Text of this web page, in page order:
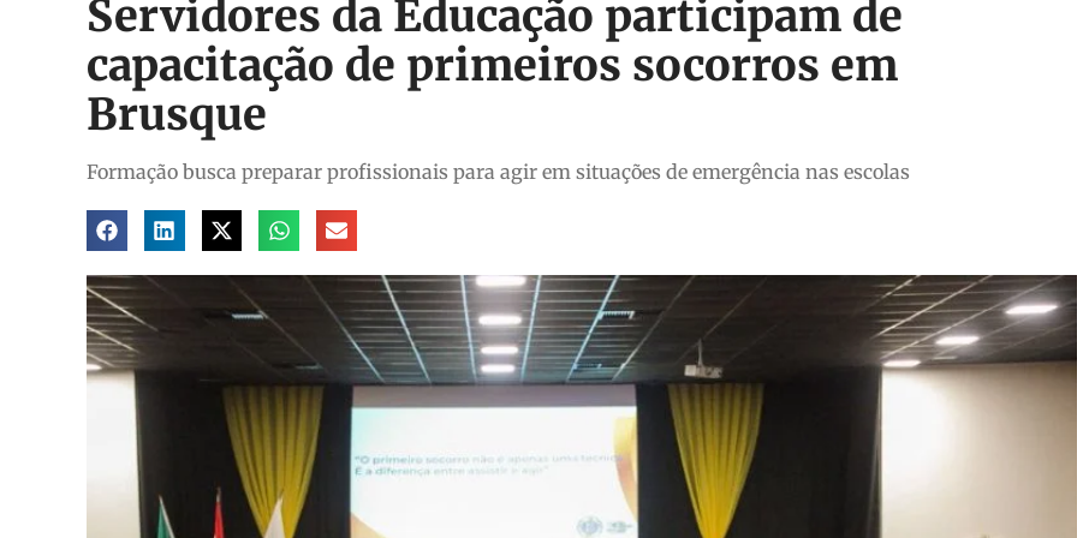
Servidores da Educação participam de
capacitação de primeiros socorros em
Brusque
Formação busca preparar profissionais para agir em situações de emergência nas escolas